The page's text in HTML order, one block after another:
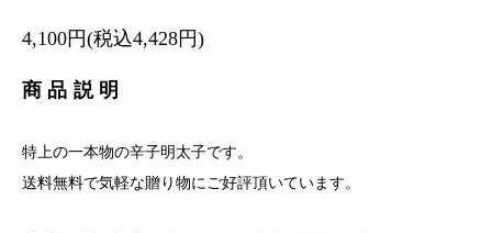
4,100円(税込4,428円)
商品説明
特上の一本物の辛子明太子です。
送料無料で気軽な贈り物にご好評頂いています。